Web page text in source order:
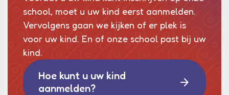
school, moet u uw kind eerst aanmelden.
Vervolgens gaan we kijken of er plek is
voor uw kind. En of onze school past bij uw
kind.
Hoe kunt u uw kind
aanmelden?
arrow_forward